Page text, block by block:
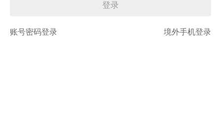
登录
账号密码登录 境外手机登录